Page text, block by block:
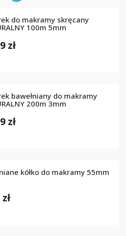
do makramy skręcany
100m 5mm
zł
bawełniany do makramy
200m 3mm
zł
kółko do makramy 55mm